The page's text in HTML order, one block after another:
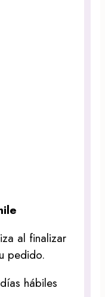
al finalizar
pedido.
hábiles